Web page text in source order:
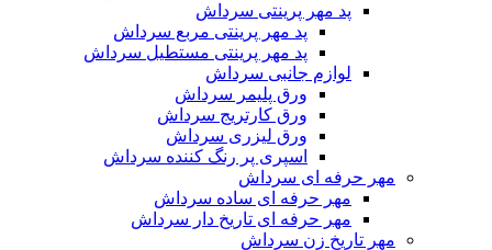
پد مهر پرینتی سرداش
پد مهر پرینتی مربع سرداش
پد مهر پرینتی مستطیل سرداش
لوازم جانبی سرداش
ورق پلیمر سرداش
ورق کارتریج سرداش
ورق لیزری سرداش
اسپری پر رنگ کننده سرداش
مهر حرفه ای سرداش
مهر حرفه ای ساده سرداش
مهر حرفه ای تاریخ دار سرداش
مهر تاریخ زن سرداش